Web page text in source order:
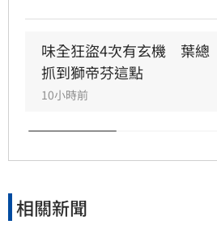
味全狂盜4次有玄機　葉總
抓到獅帝芬這點
10小時前
相關新聞